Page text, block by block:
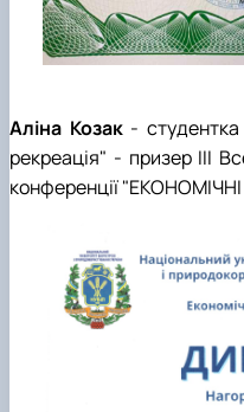
Аліна Козак - студентка
рекреація" - призер ІІІ
конференції